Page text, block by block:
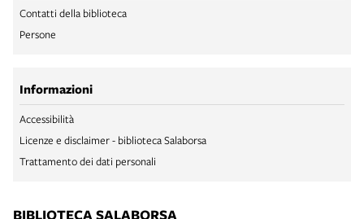
Contatti della biblioteca
Persone
Informazioni
Accessibilità
Licenze e disclaimer - biblioteca Salaborsa
Trattamento dei dati personali
BIBLIOTECA SALABORSA